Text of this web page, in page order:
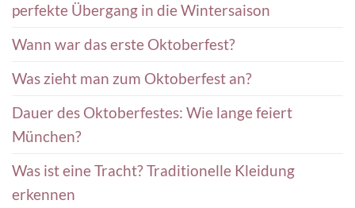
perfekte Übergang in die Wintersaison
Wann war das erste Oktoberfest?
Was zieht man zum Oktoberfest an?
Dauer des Oktoberfestes: Wie lange feiert
München?
Was ist eine Tracht? Traditionelle Kleidung
erkennen